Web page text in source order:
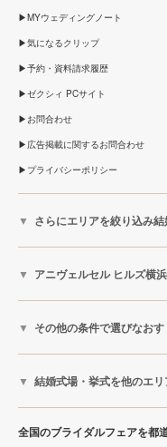
MYウェディングノート
気になるクリップ
予約・資料請求履歴
ゼクシィ PCサイト
お問合わせ
広告掲載に関するお問合わせ
プライバシーポリシー
さらにエリアを絞り込み
アニヴェルセル ヒルズ横
その他の条件で選びなおす
結婚式場・挙式を他のエ
全国のブライダルフェアを都